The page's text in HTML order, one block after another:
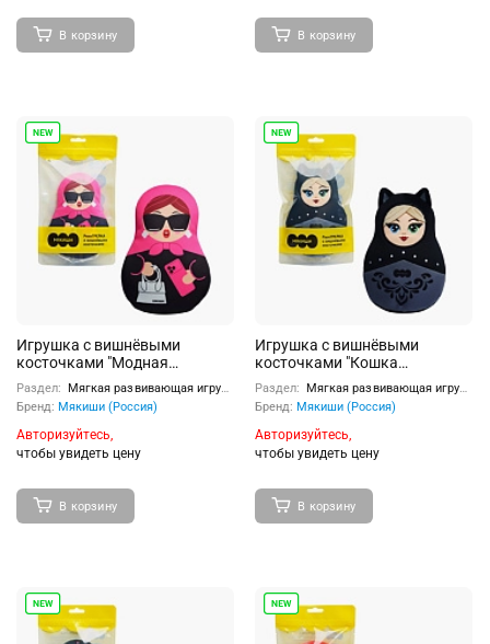
В корзину В корзину
Игрушка с вишнёвыми
косточками "Модная
Матрёшка"
Раздел:
Мягкая развивающая игрушка
Бренд: Мякиши (Россия)
Авторизуйтесь,
чтобы увидеть цену
В корзину
Игрушка с вишнёвыми
косточками "Кошка
Матрёшка"
Раздел:
Мягкая развивающая игрушка
Бренд: Мякиши (Россия)
Авторизуйтесь,
чтобы увидеть цену
В корзину